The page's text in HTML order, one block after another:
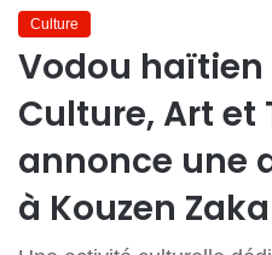
Culture
Vodou haïtien
Culture, Art et
annonce une
à Kouzen